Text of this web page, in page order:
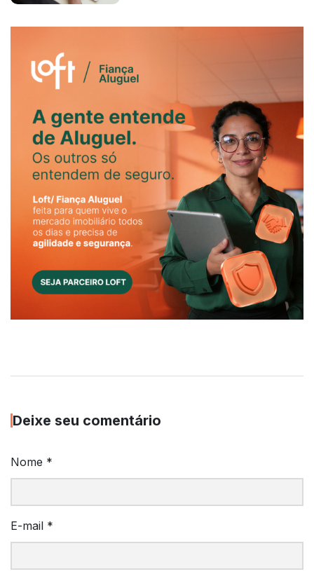
Deixe seu comentário
Nome *
E-mail *